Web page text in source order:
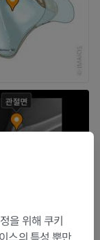
을 위해 쿠키